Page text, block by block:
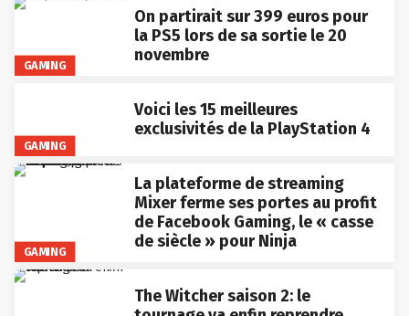
GAMING
On partirait sur 399 euros pour
la PS5 lors de sa sortie le 20
novembre
GAMING
Voici les 15 meilleures
exclusivités de la PlayStation 4
GAMING
La plateforme de streaming
Mixer ferme ses portes au profit
de Facebook Gaming, le « casse
de siècle » pour Ninja
The Witcher saison 2: le